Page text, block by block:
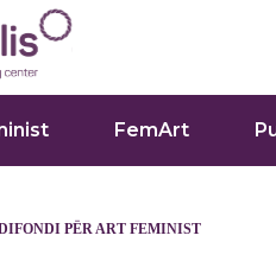
FemArt
FONDI PËR ART FEMINIST